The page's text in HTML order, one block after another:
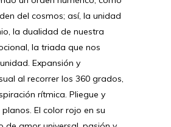
del cosmos; así, la unidad
la dualidad de nuestra
la triada que nos
Expansión y
al recorrer los 360 grados,
rítmica. Pliegue y
El color rojo en su